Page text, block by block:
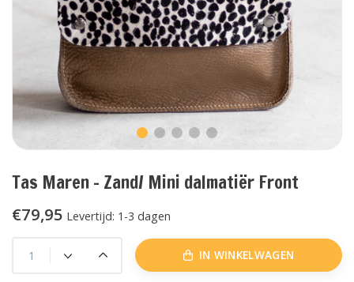
Tas Maren - Zand/ Mini dalmatiër Front
€79,95 Levertijd: 1-3 dagen
IN WINKELWAGEN